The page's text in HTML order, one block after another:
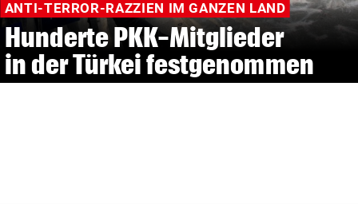
ANTI-TERROR-RAZZIEN IM GANZEN LAND
Hunderte PKK-Mitglieder
in der Türkei festgenommen